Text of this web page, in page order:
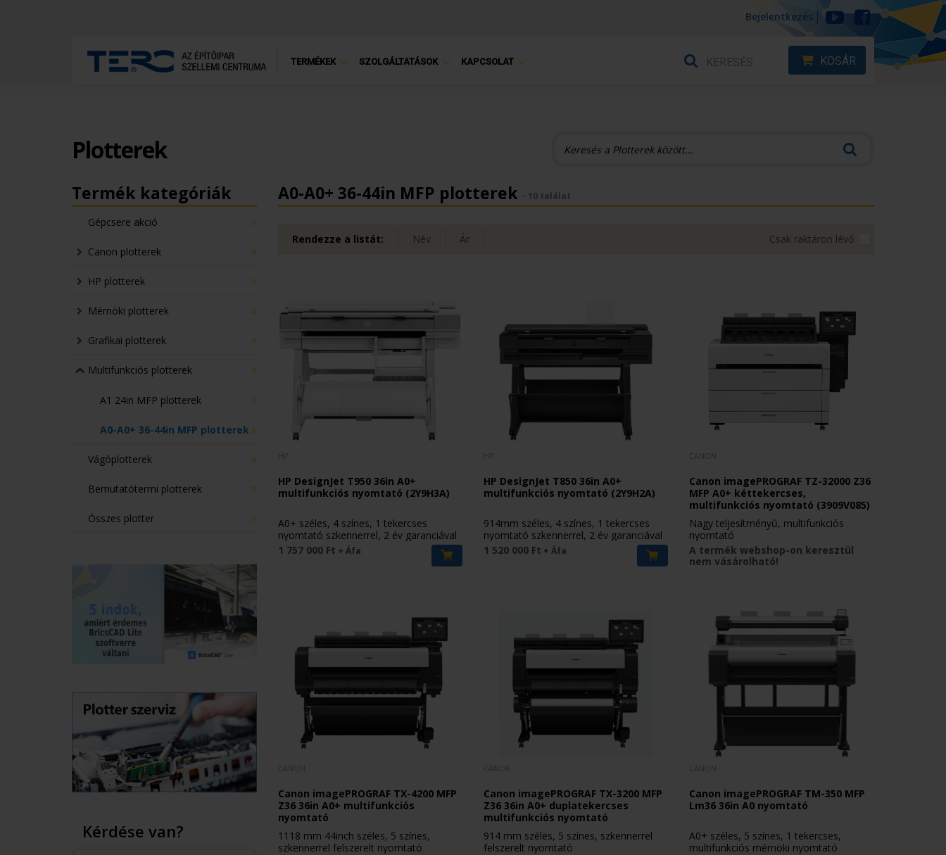
Bejelentkezés
TERMÉKEK SZOLGÁLTATÁSOK KAPCSOLAT KOSÁR
Plotterek
Termék kategóriák
Gépcsere akció
Canon plotterek
HP plotterek
Mérnöki plotterek
Grafikai plotterek
Multifunkciós plotterek
A1 24in MFP plotterek
A0-A0+ 36-44in MFP plotterek
Vágóplotterek
Bemutatótermi plotterek
Összes plotter
Kérdése van?
A0-A0+ 36-44in MFP plotterek - 10 találat
Rendezze a listát: Név Ár Csak raktáron lévő
HP DesignJet T950 36in A0+
multifunkciós nyomtató (2Y9H3A)
A0+ széles, 4 színes, 1 tekercses
nyomtató szkennerrel, 2 év garanciával
1 757 000 Ft + Áfa
HP DesignJet T850 36in A0+
multifunkciós nyomtató (2Y9H2A)
914mm széles, 4 színes, 1 tekercses
nyomtató szkennerrel, 2 év garanciával
1 520 000 Ft + Áfa
Canon imagePROGRAF TZ-32000 Z36
MFP A0+ kéttekercses,
multifunkciós nyomtató (3909V085)
Nagy teljesítményű, multifunkciós
nyomtató
A termék webshop-on keresztül
nem vásárolható!
Canon imagePROGRAF TX-4200 MFP
Z36 36in A0+ multifunkciós
nyomtató
1118 mm 44inch széles, 5 színes,
szkennerrel felszerelt nyomtató
Canon imagePROGRAF TX-3200 MFP
Z36 36in A0+ duplatekercses
multifunkciós nyomtató
914 mm széles, 5 színes, szkennerrel
felszerelt nyomtató
Canon imagePROGRAF TM-350 MFP
Lm36 36in A0 nyomtató
A0+ széles, 5 színes, 1 tekercses,
multifunkciós mérnöki nyomtató